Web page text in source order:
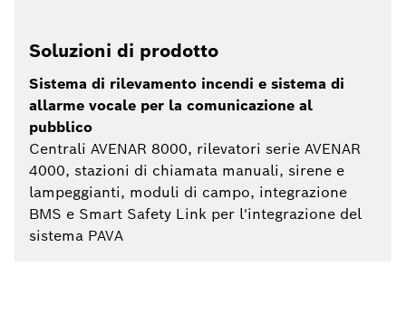
Soluzioni di prodotto
Sistema di rilevamento incendi e sistema di
allarme vocale per la comunicazione al
pubblico
Centrali AVENAR 8000, rilevatori serie AVENAR
4000, stazioni di chiamata manuali, sirene e
lampeggianti, moduli di campo, integrazione
BMS e Smart Safety Link per l'integrazione del
sistema PAVA